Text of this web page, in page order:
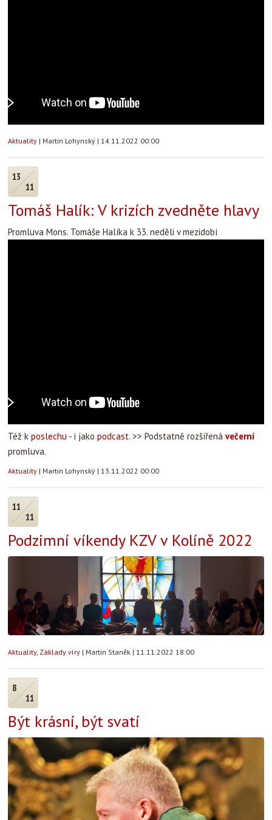
Aktuality | Martin Lohynský | 14.11.2022 00:00
13
11
Tomáš Halík: V krizích zvedněte hlavy
Promluva Mons. Tomáše Halíka k 33. neděli v mezidobí
Též k poslechu - i jako podcast. >> Podstatně rozšířená večerní
promluva.
Aktuality | Martin Lohynský | 13.11.2022 00:00
11
11
Podzimní víkendy KZV v Kolíně 2022
Aktuality, Základy víry | Martin Staněk | 11.11.2022 18:00
8
11
Být krásní, být svatí